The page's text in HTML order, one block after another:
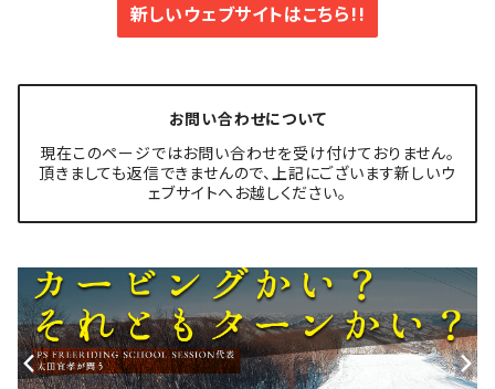
新しいウェブサイトはこちら!!
お問い合わせについて
現在このページではお問い合わせを受け付けておりません。
頂きましても返信できませんので、上記にございます新しいウ
ェブサイトへお越しください。